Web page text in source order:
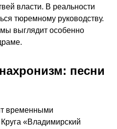
власти. В реальности
тюремному руководству.
выглядит особенно
песни
временными
«Владимирский